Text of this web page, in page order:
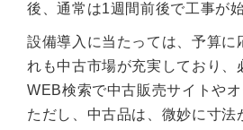
後、通常は1週間前後で工事が
設備導入に当たっては、予算
れも中古市場が充実しており、
WEB検索で中古販売サイトや
ただし、中古品は、微妙に寸法